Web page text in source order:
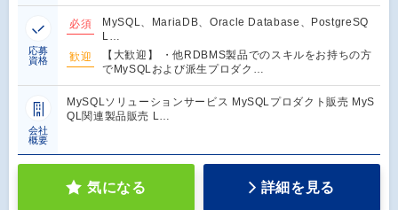
応募
資格
必須
MySQL、MariaDB、Oracle Database、PostgreSQ
L…
歓迎
【大歓迎】 ・他RDBMS製品でのスキルをお持ちの方
でMySQLおよび派生プロダク…
会社
概要
MySQLソリューションサービス MySQLプロダクト販売 MyS
QL関連製品販売 L…
気になる 詳細を見る